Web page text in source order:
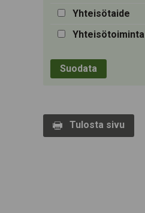
Yhteisötaide
Yhteisötoiminta
Tulosta sivu